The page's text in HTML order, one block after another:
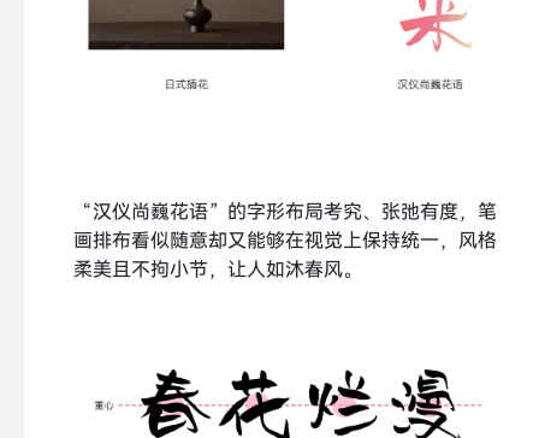
“汉仪尚巍花语”的字形布局考究、张弛有度，笔
画排布看似随意却又能够在视觉上保持统一，风格
柔美且不拘小节，让人如沐春风。